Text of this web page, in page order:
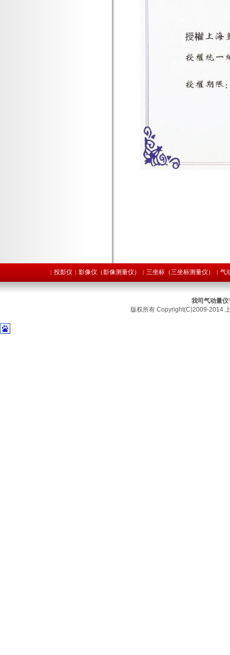
| 投影仪 | 影像仪（影像测量仪） | 三坐标（三坐标测量仪） | 气
我司气动量仪
版权所有 Copyright(C)2009-2014